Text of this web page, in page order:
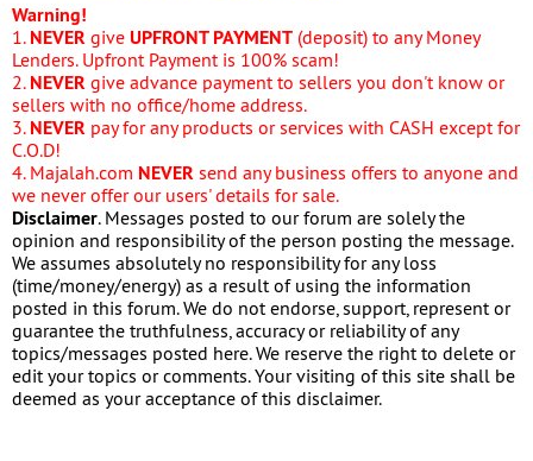
Warning!
1. NEVER give UPFRONT PAYMENT (deposit) to any Money
Lenders. Upfront Payment is 100% scam!
2. NEVER give advance payment to sellers you don't know or
sellers with no office/home address.
3. NEVER pay for any products or services with CASH except for
C.O.D!
4. Majalah.com NEVER send any business offers to anyone and
we never offer our users' details for sale.
Disclaimer. Messages posted to our forum are solely the
opinion and responsibility of the person posting the message.
We assumes absolutely no responsibility for any loss
(time/money/energy) as a result of using the information
posted in this forum. We do not endorse, support, represent or
guarantee the truthfulness, accuracy or reliability of any
topics/messages posted here. We reserve the right to delete or
edit your topics or comments. Your visiting of this site shall be
deemed as your acceptance of this disclaimer.